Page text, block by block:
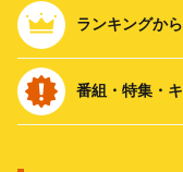
ランキングか
番組・特集・